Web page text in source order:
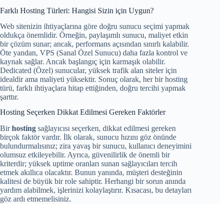
Farklı Hosting Türleri: Hangisi Sizin için Uygun?
Web sitenizin ihtiyaçlarına göre doğru sunucu seçimi yapmak
oldukça önemlidir. Örneğin, paylaşımlı sunucu, maliyet etkin
bir çözüm sunar; ancak, performans açısından sınırlı kalabilir.
Öte yandan, VPS (Sanal Özel Sunucu) daha fazla kontrol ve
kaynak sağlar. Ancak başlangıç için karmaşık olabilir.
Dedicated (Özel) sunucular, yüksek trafik alan siteler için
idealdir ama maliyeti yüksektir. Sonuç olarak, her bir hosting
türü, farklı ihtiyaçlara hitap ettiğinden, doğru tercihi yapmak
şarttır.
Hosting Seçerken Dikkat Edilmesi Gereken Faktörler
Birhosting sağlayıcısı seçerken, dikkat edilmesi gereken
birçok faktör vardır. İlk olarak, sunucu hızını göz önünde
bulundurmalısınız; zira yavaş bir sunucu, kullanıcı deneyimini
olumsuz etkileyebilir. Ayrıca, güvenilirlik de önemli bir
kriterdir; yüksek uptime oranları sunan sağlayıcıları tercih
etmek akıllıca olacaktır. Bunun yanında, müşteri desteğinin
kalitesi de büyük bir role sahiptir. Herhangi bir sorun anında
yardım alabilmek, işlerinizi kolaylaştırır. Kısacası, bu detayları
göz ardı etmemelisiniz.